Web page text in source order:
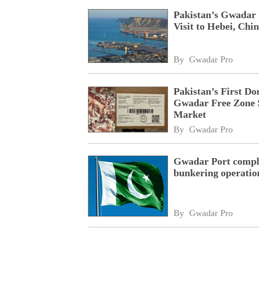
Pakistan’s
Visit to Hebei,
By Gwadar Pro
Pakistan’s First
Gwadar Free Zone
Market
By Gwadar Pro
Gwadar Port
bunkering
By Gwadar Pro